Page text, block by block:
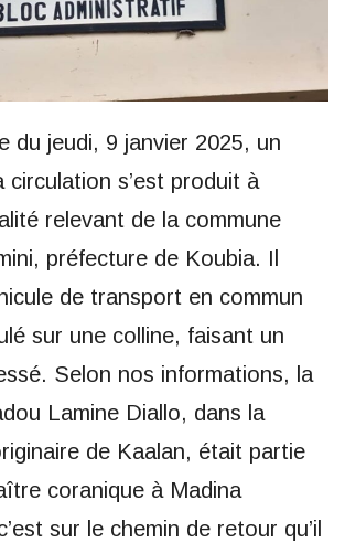
du jeudi, 9 janvier 2025, un
circulation s’est produit à
relevant de la commune
préfecture de Koubia. Il
de transport en commun
sur une colline, faisant un
Selon nos informations, la
Lamine Diallo, dans la
de Kaalan, était partie
coranique à Madina
sur le chemin de retour qu’il